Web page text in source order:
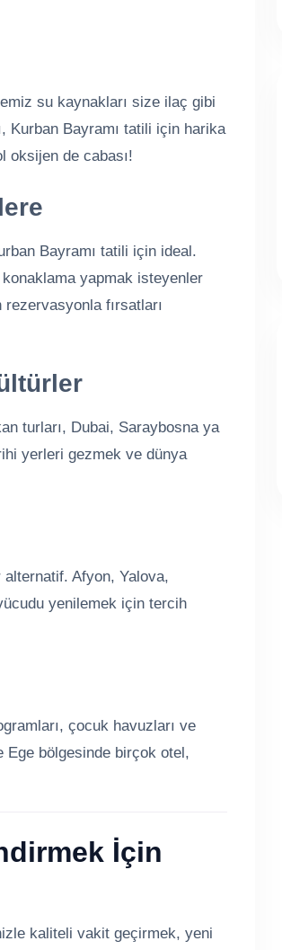
su kaynakları size ilaç gibi
Kurban Bayramı tatili için harika
oksijen de cabası!
Bayramı tatili için ideal.
yapmak isteyenler
fırsatları
turları, Dubai, Saraybosna ya
yerleri gezmek ve dünya
Afyon, Yalova,
yenilemek için tercih
çocuk havuzları ve
bölgesinde birçok otel,
İçin
kaliteli vakit geçirmek, yeni